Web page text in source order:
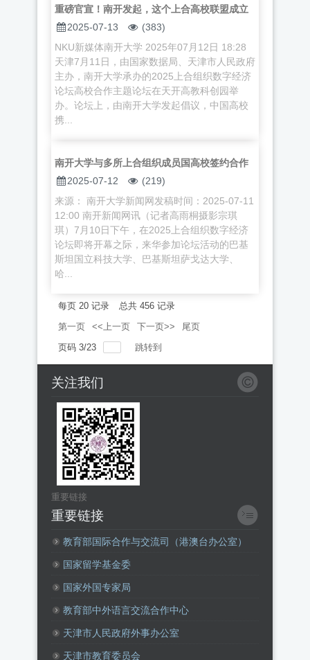
重磅官宣！南开发起，这个上合高校联盟成立
2025-07-13
(383)
NKU新媒体南开大学 2025年07月12日 18:28
天津7月11日，由国家数据局、天津市人民政府
主办，南开大学承办的2025上合组织数字经济
论坛高校合作主题论坛在天开高教科创园举
办。论坛上，由南开大学发起倡议，中国高校
携...
南开大学与多所上合组织成员国高校签约合作
2025-07-12
(219)
来源： 南开大学新闻网发稿时间：2025-07-11
12:00 南开新闻网讯（记者高雨桐摄影宗琪
琪）7月10日下午，在2025上合组织数字经济
论坛即将开幕之际，来华参加论坛活动的巴基
斯坦国立科技大学、巴基斯坦萨戈达大学、
哈...
每页 20 记录 总共 456 记录
第一页
<<上一页 下一页>>
尾页
页码 3/23 跳转到
关注我们
重要链接
重要链接
教育部国际合作与交流司（港澳台办公室）
国家留学基金委
国家外国专家局
教育部中外语言交流合作中心
天津市人民政府外事办公室
天津市教育委员会